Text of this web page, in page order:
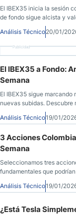
El IBEX35 inicia la sesión
de fondo sigue alcista y
Análisis Técnico20/01/
Publicidad
El IBEX35 a Fondo:
Semana
El IBEX35 sigue
nuevas subidas.
Análisis Técnico19/01/
3 Acciones
Semana
Seleccionamos tres
fundamentales que
Análisis Técnico19/01/
¿Está Tesla